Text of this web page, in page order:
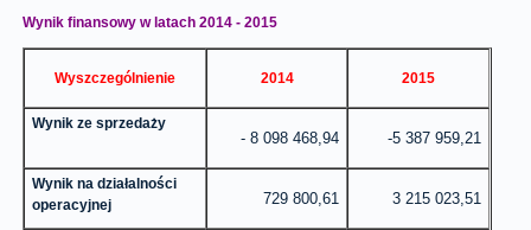
2 361
839,86
5 444
792,81
1 495
4 253
Wynik finansowy w latach 2014 - 2015
Wyszczególnienie 2014 2015
Wynik ze sprzedaży
- 8 098 468,94 -5 387 959,21
Wynik na działalności
operacyjnej
729 800,61 3 215 023,51